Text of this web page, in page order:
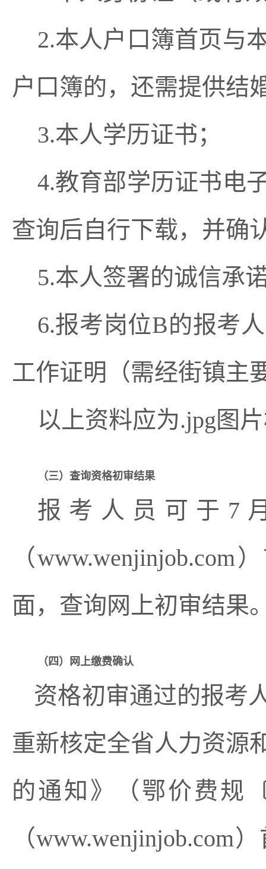
2.本人户口簿首页与
户口簿的，还需提供结
3.本人学历证书；
4.教育部学历证书电
查询后自行下载，并确
5.本人签署的诚信承
6.报考岗位B的报考
工作证明
（需经街镇主
以上资料应为.jpg图
（三）查询资格初审结果
报考人员可于7
（www.wenjinjob.com）
面，查询网上初审结果
（四）网上缴费确认
资格初审通过的报考
重新核定全省人力资源
的通知》（鄂价费规
（www.wenjinjob.com）